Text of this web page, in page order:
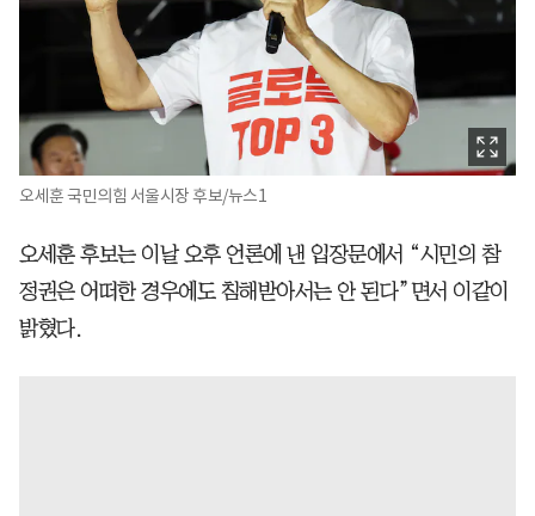
오세훈 국민의힘 서울시장 후보/뉴스1
오세훈 후보는 이날 오후 언론에 낸 입장문에서 “시민의 참
정권은 어떠한 경우에도 침해받아서는 안 된다”면서 이같이
밝혔다.